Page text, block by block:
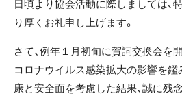
日頃より協会活動に際しましては、
り厚くお礼申し上げます。
さて、例年１月初旬に賀詞交換会を
コロナウイルス感染拡大の影響を鑑
康と安全面を考慮した結果、誠に残